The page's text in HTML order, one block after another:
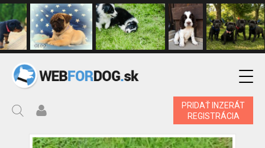
PRIDAŤ INZERÁT
REGISTRÁCIA